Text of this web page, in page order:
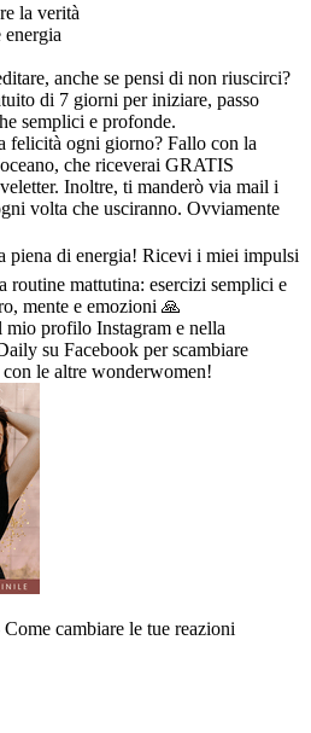
la verità
anche se pensi di non riuscirci?
di 7 giorni per iniziare, passo
semplici e profonde.
felicità ogni giorno? Fallo con la
che riceverai GRATIS
Inoltre, ti manderò via mail i
volta che usciranno. Ovviamente
piena di energia! Ricevi i miei impulsi
routine mattutina: esercizi semplici e
mente e emozioni 🙏
mio profilo Instagram e nella
su Facebook per scambiare
le altre wonderwomen!
cambiare le tue reazioni